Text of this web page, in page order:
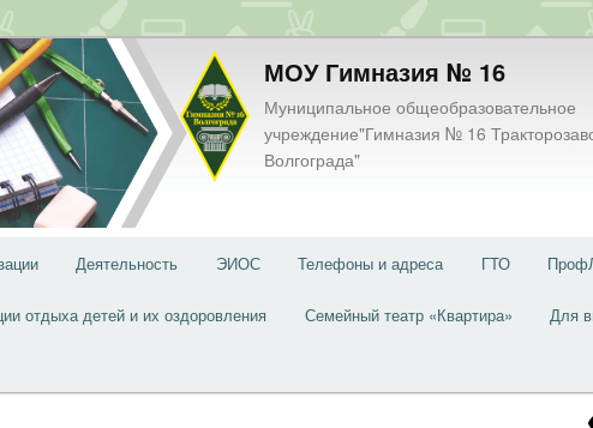
МОУ Гимназия № 16
Муниципальное общеобразовательное
учреждение"Гимназия № 16
Волгограда"
Деятельность ЭИОС Телефоны и адреса ГТО
отдыха детей и их оздоровления Семейный театр «Квартира» Для